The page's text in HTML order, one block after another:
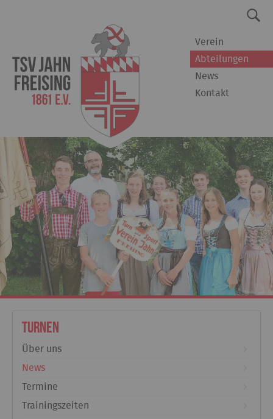
Verein
Abteilungen
News
Kontakt
Turnen
Über uns
News
Termine
Trainingszeiten